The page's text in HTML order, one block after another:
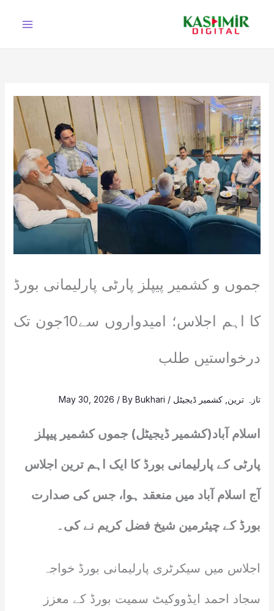
جموں و کشمیر پیپلز پارٹی پارلیمانی بورڈ
کا اہم اجلاس؛ امیدواروں سے10جون تک
درخواستیں طلب
تازہ ترین کشمیر ڈیجیٹل /
May 30, 2026 / ByBukhari
اسلام آباد(کشمیر ڈیجیٹل) جموں کشمیر پیپلز
پارٹی کے پارلیمانی بورڈ کا ایک اہم ترین اجلاس
آج اسلام آباد میں منعقد ہوا، جس کی صدارت
بورڈ کے چیئرمین شیخ فضل کریم نے کی۔
اجلاس میں سیکرٹری پارلیمانی بورڈ خواجہ
سجاد احمد ایڈووکیٹ سمیت بورڈ کے معزز